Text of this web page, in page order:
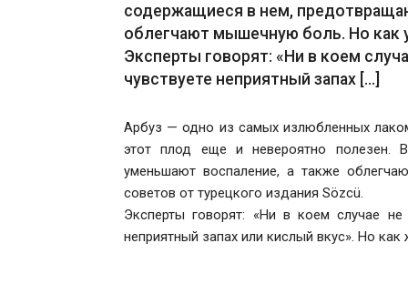
содержащиеся в нем,
облегчают мышечную боль. Но как
Эксперты говорят: «Ни в коем
чувствуете неприятный запах [...]
Арбуз — одно из самых излюбленных
этот плод еще и невероятно полезен.
уменьшают воспаление, а также
советов от турецкого издания Sözcü.
Эксперты говорят: «Ни в коем случае
неприятный запах или кислый вкус». Но